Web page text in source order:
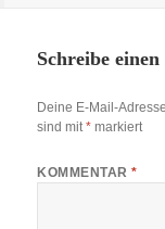
Schreibe
Deine E-Mail-
sind mit* markiert
KOMMENTAR*